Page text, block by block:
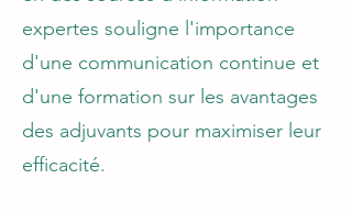
expertes souligne l'importance
d'une communication continue et
d'une formation sur les avantages
des adjuvants pour maximiser leur
efficacité.